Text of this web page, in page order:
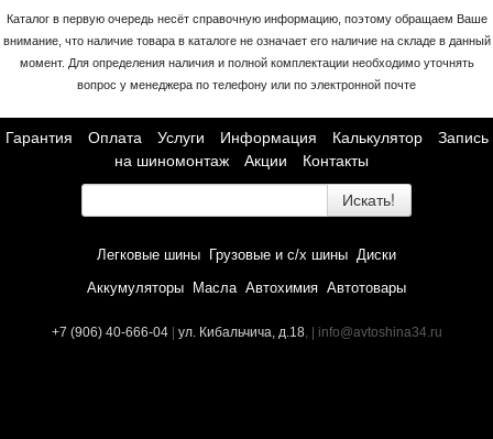
Каталог в первую очередь несёт справочную информацию, поэтому обращаем Ваше
внимание, что наличие товара в каталоге не означает его наличие на складе в данный
момент. Для определения наличия и полной комплектации необходимо уточнять
вопрос у менеджера по телефону или по электронной почте
Гарантия Оплата Услуги Информация Калькулятор
Запись
на шиномонтаж
Акции Контакты
Искать!
Легковые шины Грузовые и с/х шины Диски
Аккумуляторы
Масла Автохимия Автотовары
+7 (906) 40-666-04 ул. Кибальчича, д.18, | info@avtoshina34.ru